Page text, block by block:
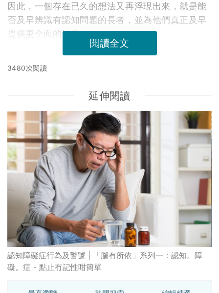
因此，一個存在已久的想法又再浮現出來，就是能
否及早辨識有認知問題的長者，並為他們真正及早
提供更全面的治療？
閱讀全文
3480次閱讀
延伸閱讀
認知障礙症行為及警號 | 「腦有所依」系列一：認知。障
礙。症 - 點止冇記性咁簡單